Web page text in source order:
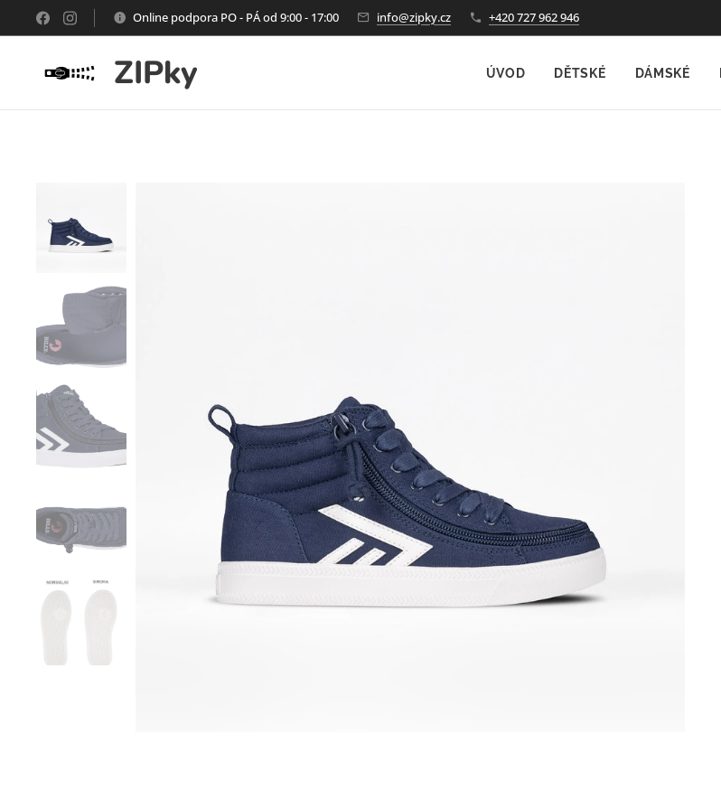
Online podpora PO - PÁ od 9:00 - 17:00 info@zipky.cz +420 727 962 946
ZIPky ÚVOD DĚTSKÉ DÁMSKÉ